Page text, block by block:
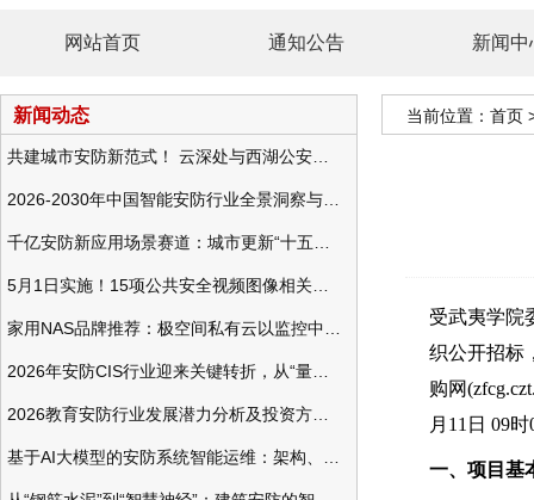
网站首页 通知公告 新闻中
新闻动态 当前位置： 首页
受武夷学院
织公开招标
购网
月11日 09
一、项目基